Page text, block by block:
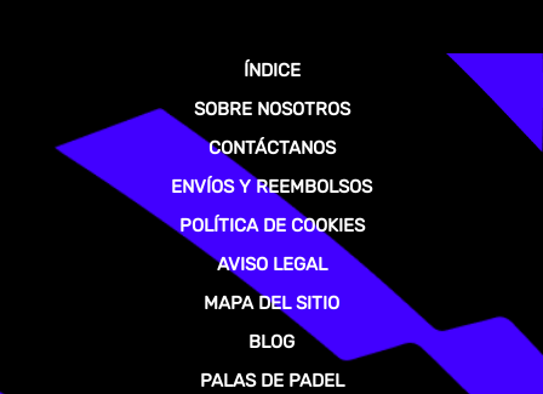
ÍNDICE
SOBRE NOSOTROS
CONTÁCTANOS
ENVÍOS Y REEMBOLSOS
POLÍTICA DE COOKIES
AVISO LEGAL
MAPA DEL SITIO
BLOG
PALAS DE PADEL